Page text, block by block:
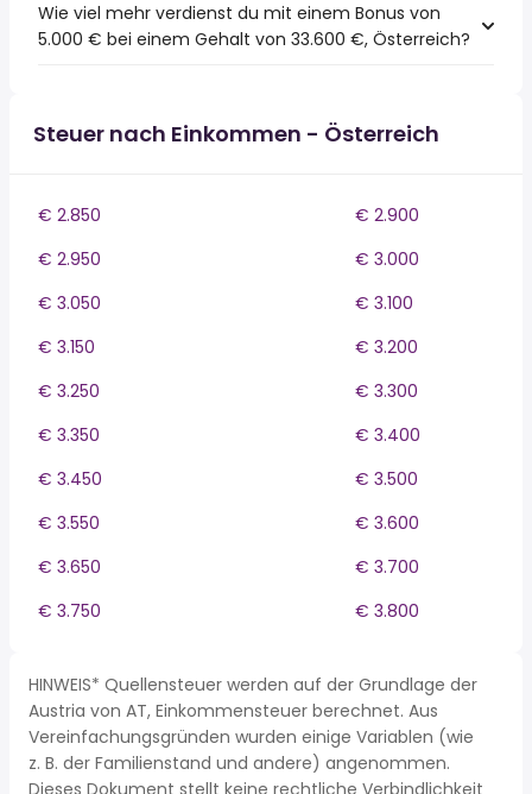
Wie viel mehr verdienst du mit einem Bonus von
5.000 € bei einem Gehalt von 33.600 €, Österreich?
Steuer nach Einkommen - Österreich
€ 2.850
€ 2.900
€ 2.950
€ 3.000
€ 3.050
€ 3.100
€ 3.150
€ 3.200
€ 3.250
€ 3.300
€ 3.350
€ 3.400
€ 3.450
€ 3.500
€ 3.550
€ 3.600
€ 3.650
€ 3.700
€ 3.750
€ 3.800
HINWEIS* Quellensteuer werden auf der Grundlage der
Austria von AT, Einkommensteuer berechnet. Aus
Vereinfachungsgründen wurden einige Variablen (wie
z. B. der Familienstand und andere) angenommen.
Dieses Dokument stellt keine rechtliche Verbindlichkeit